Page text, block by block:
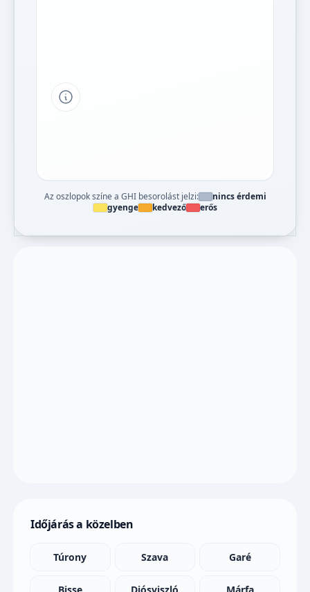
Tipp a grafikon jelmagyarázatához
Az oszlopok színe a GHI besorolást jelzi:
nincs érdemi
gyenge
kedvező erős
Időjárás a közelben
Túrony Szava Garé